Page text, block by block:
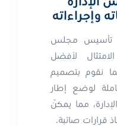
وإجراءاته
تأسيس مجلس
لأفضل
نقوم بتصميم
لوضع إطار
مما يمكّن
قرارات صائبة.